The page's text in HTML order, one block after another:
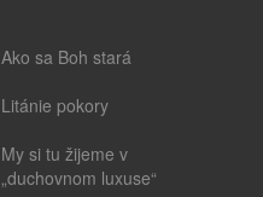
Ako sa Boh stará
Litánie pokory
My si tu žijeme v
„duchovnom luxuse“